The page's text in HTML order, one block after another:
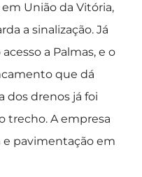
União da Vitória,
a sinalização. Já
a Palmas, e o
que dá
dos drenos já foi
trecho. A empresa
e pavimentação em